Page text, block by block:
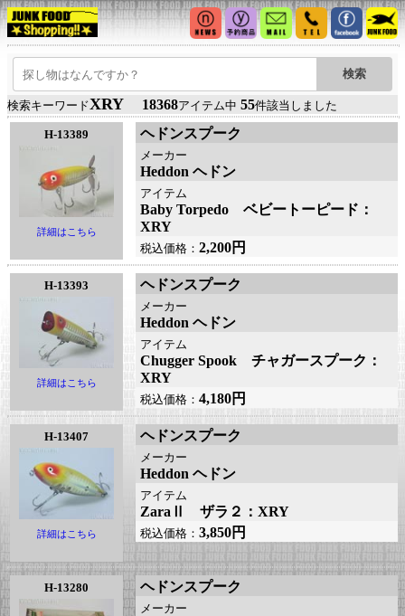
検索キーワードXRY 18368アイテム中 55件該当しました
H-13389
詳細はこちら
ヘドンスプーク
メーカー
Heddon ヘドン
アイテム
Baby Torpedo ベビートーピード：
XRY
税込価格： 2,200円
H-13393
詳細はこちら
ヘドンスプーク
メーカー
Heddon ヘドン
アイテム
Chugger Spook チャガースプーク：
XRY
税込価格： 4,180円
H-13407
詳細はこちら
ヘドンスプーク
メーカー
Heddon ヘドン
アイテム
ZaraⅡ ザラ２：XRY
税込価格： 3,850円
H-13280 ヘドンスプーク
メーカー